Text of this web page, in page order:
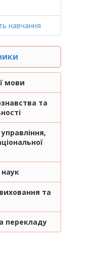
навчання
мови
та
та
перекладу